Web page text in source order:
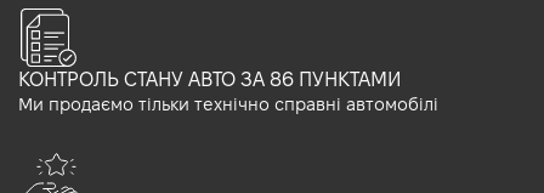
КОНТРОЛЬ СТАНУ АВТО ЗА 86 ПУНКТАМИ
Ми продаємо тільки технічно справні автомобілі